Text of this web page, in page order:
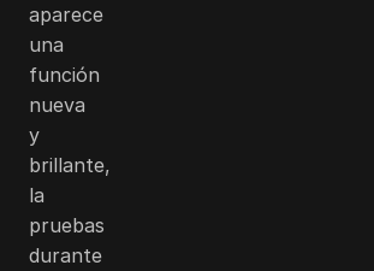
aparece
una
función
nueva
y
brillante,
la
pruebas
durante